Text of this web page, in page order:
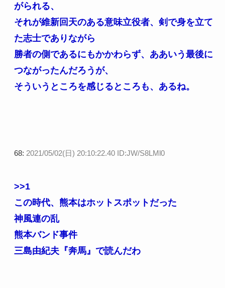
がられる、
それが維新回天のある意味立役者、剣で身を立て
た志士でありながら
勝者の側であるにもかかわらず、ああいう最後に
つながったんだろうが、
そういうところを感じるところも、あるね。
68: 2021/05/02(日) 20:10:22.40 ID:JW/S8LMl0
>>1
この時代、熊本はホットスポットだった
神風連の乱
熊本バンド事件
三島由紀夫『奔馬』で読んだわ